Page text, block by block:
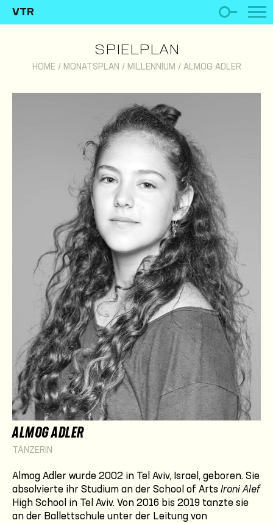
VTR
SPIELPLAN
HOME / MONATSPLAN / MILLENNIUM / ALMOG ADLER
ALMOG ADLER
TÄNZERIN
Almog Adler wurde 2002 in Tel Aviv, Israel, geboren. Sie
absolvierte ihr Studium an der School of Arts Ironi Alef
High School in Tel Aviv. Von 2016 bis 2019 tanzte sie
an der Ballettschule unter der Leitung von